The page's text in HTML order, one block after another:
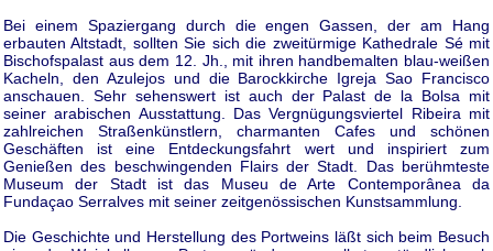
Bei einem Spaziergang durch die engen Gassen, der am Hang
erbauten Altstadt, sollten Sie sich die zweitürmige Kathedrale Sé mit
Bischofspalast aus dem 12. Jh., mit ihren handbemalten blau-weißen
Kacheln, den Azulejos und die Barockkirche Igreja Sao Francisco
anschauen. Sehr sehenswert ist auch der Palast de la Bolsa mit
seiner arabischen Ausstattung. Das Vergnügungsviertel Ribeira mit
zahlreichen Straßenkünstlern, charmanten Cafes und schönen
Geschäften ist eine Entdeckungsfahrt wert und inspiriert zum
Genießen des beschwingenden Flairs der Stadt. Das berühmteste
Museum der Stadt ist das Museu de Arte Contemporânea da
Fundaçao Serralves mit seiner zeitgenössischen Kunstsammlung.
Die Geschichte und Herstellung des Portweins läßt sich beim Besuch